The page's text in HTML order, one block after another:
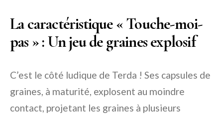
La caractéristique « Touche-moi-
pas » : Un jeu de graines explosif
C’est le côté ludique de Terda ! Ses capsules de
graines, à maturité, explosent au moindre
contact, projetant les graines à plusieurs